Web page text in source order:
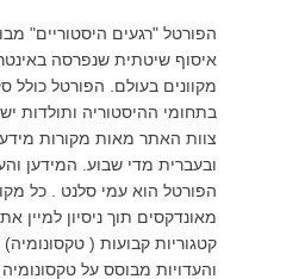
הפורטל "רגעים היסטוריים"
איסוף שיטתית שנפרסה
מקוונים בעולם. הפורטל כולל
בתחומי ההיסטוריה ותולדות
צוות האתר מאות מקורות מידע
ובעברית מדי שבוע. המידען
הפורטל הוא עמי סלנט . כל
מאונדקסים תוך ניסיון למיין
קטגוריות קבועות ( טקסונומיה)
והעדויות מבוסס על